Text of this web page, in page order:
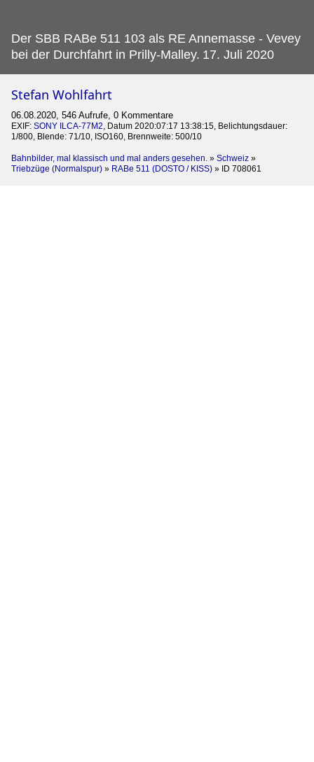
Der SBB RABe 511 103 als RE Annemasse - Vevey
bei der Durchfahrt in Prilly-Malley. 17. Juli 2020
Stefan Wohlfahrt
06.08.2020, 546 Aufrufe, 0 Kommentare
EXIF: SONY ILCA-77M2, Datum 2020:07:17 13:38:15, Belichtungsdauer:
1/800, Blende: 71/10, ISO160, Brennweite: 500/10
Bahnbilder, mal klassisch und mal anders gesehen. » Schweiz »
Triebzüge (Normalspur) » RABe 511 (DOSTO / KISS) » ID 708061